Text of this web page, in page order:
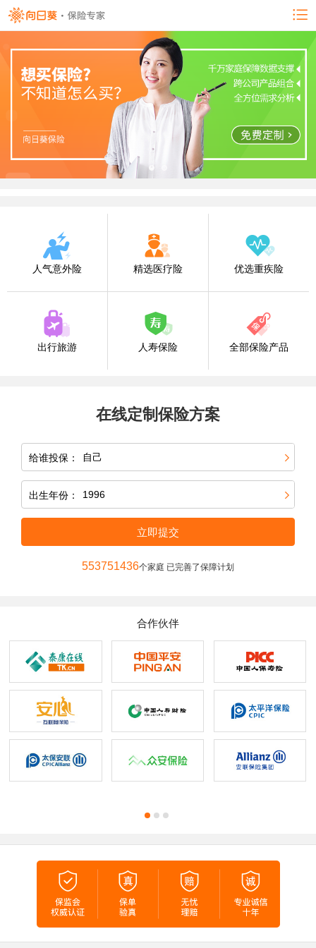
人气意外险 精选医疗险 优选重疾险
出行旅游 人寿保险 全部保险产品
在线定制保险方案
给谁投保：
出生年份：
立即提交
553751436个家庭 已完善了保障计划
合作伙伴